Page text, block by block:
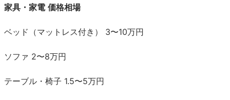
家具・家電 価格相場
ベッド（マットレス付き） 3〜10万円
ソファ 2〜8万円
テーブル・椅子 1.5〜5万円